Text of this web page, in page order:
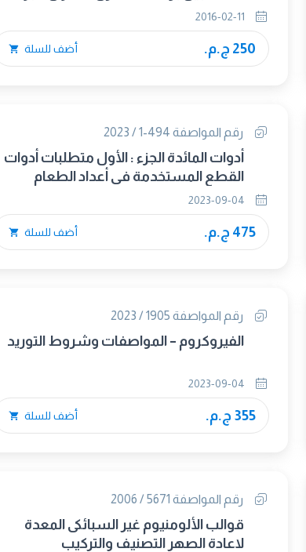
الرابع الأكسجين الكلى بواسطة الإختزال –
الإستخلاص
250 ج.م. أضف للسلة
رقم المواصفة 494-1 / 2023
أدوات المائدة الجزء : الأول متطلبات أدوات
القطع المستخدمة فى أعداد الطعام
475 ج.م. أضف للسلة
رقم المواصفة 1905 / 2023
الفيروكروم – المواصفات وشروط التوريد
355 ج.م. أضف للسلة
رقم المواصفة 5671 / 2006
قوالب الألومنيوم غير السبائكى المعدة
لاعادة الصهر التصنيف والتركيب